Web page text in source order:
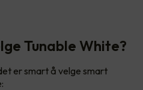
Tunable White?
er smart å velge smart